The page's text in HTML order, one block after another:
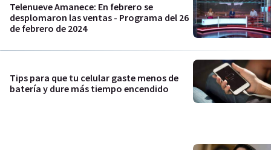
Telenueve Amanece: En febrero se
desplomaron las ventas - Programa del 26
de febrero de 2024
Tips para que tu celular gaste menos de
batería y dure más tiempo encendido